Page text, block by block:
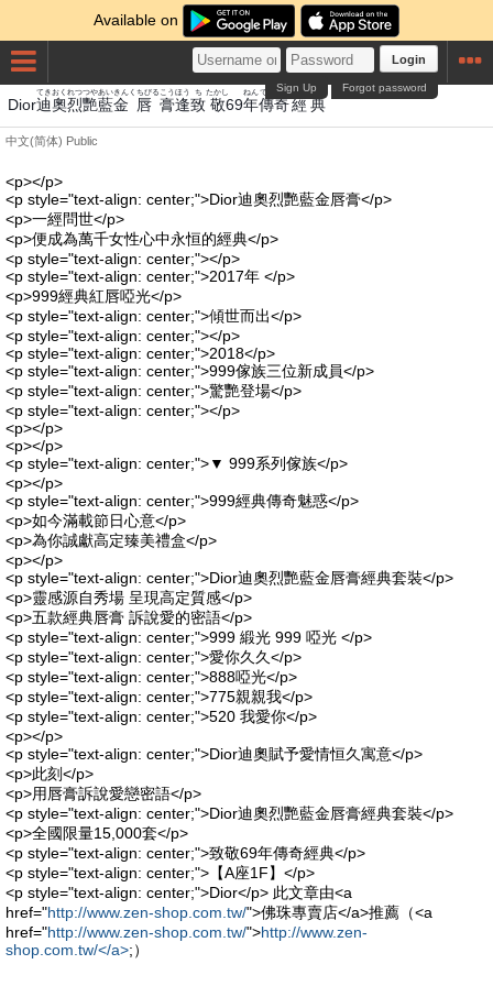
Available on
Login
Forgot password
Sign Up
Dior迪
てき
奧
おく
烈
れつ
艷
つや
藍
あい
金
きん
唇
くちびる
膏
こう
逢
ほう
致
ち
敬
たかし
69年
ねん
傳奇
でんき
經典
きょうてん
中文(简体) Public
<p></p>
<p style="text-align: center;">Dior迪奧烈艷藍金唇膏</p>
<p>一經問世</p>
<p>便成為萬千女性心中永恒的經典</p>
<p style="text-align: center;"></p>
<p style="text-align: center;">2017年 </p>
<p>999經典紅唇啞光</p>
<p style="text-align: center;">傾世而出</p>
<p style="text-align: center;"></p>
<p style="text-align: center;">2018</p>
<p style="text-align: center;">999傢族三位新成員</p>
<p style="text-align: center;">驚艷登場</p>
<p style="text-align: center;"></p>
<p></p>
<p></p>
<p style="text-align: center;">▼ 999系列傢族</p>
<p></p>
<p style="text-align: center;">999經典傳奇魅惑</p>
<p>如今滿載節日心意</p>
<p>為你誠獻高定臻美禮盒</p>
<p></p>
<p style="text-align: center;">Dior迪奧烈艷藍金唇膏經典套裝</p>
<p>靈感源自秀場 呈現高定質感</p>
<p>五款經典唇膏 訴說愛的密語</p>
<p style="text-align: center;">999 緞光 999 啞光 </p>
<p style="text-align: center;">愛你久久</p>
<p style="text-align: center;">888啞光</p>
<p style="text-align: center;">775親親我</p>
<p style="text-align: center;">520 我愛你</p>
<p></p>
<p style="text-align: center;">Dior迪奧賦予愛情恒久寓意</p>
<p>此刻</p>
<p>用唇膏訴說愛戀密語</p>
<p style="text-align: center;">Dior迪奧烈艷藍金唇膏經典套裝</p>
<p>全國限量15,000套</p>
<p style="text-align: center;">致敬69年傳奇經典</p>
<p style="text-align: center;">【A座1F】</p>
<p style="text-align: center;">Dior</p> 此文章由<a
href="http://www.zen-shop.com.tw/">佛珠專賣店</a>推薦（<a
href="http://www.zen-shop.com.tw/">http://www.zen-
shop.com.tw/</a>;）